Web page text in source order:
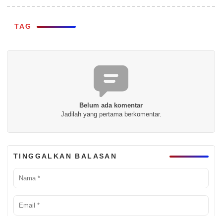
TAG
Belum ada komentar
Jadilah yang pertama berkomentar.
TINGGALKAN BALASAN